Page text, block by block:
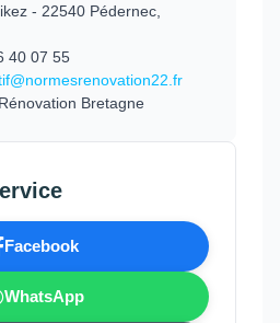
- 22540 Pédernec,
40 07 55
Bretagne
Facebook
WhatsApp